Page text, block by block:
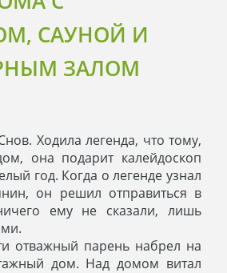
САУНОЙ И
ЗАЛОМ
Ходила легенда, что тому,
она подарит калейдоскоп
год. Когда о легенде узнал
он решил отправиться в
ему не сказали, лишь
отважный парень набрел на
дом. Над домом витал